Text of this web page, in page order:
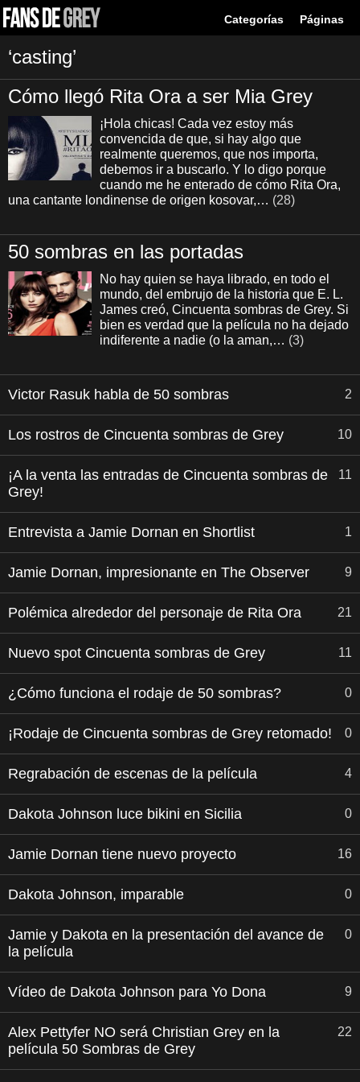
Categorías Páginas
‘casting’
Cómo llegó Rita Ora a ser Mia Grey
¡Hola chicas! Cada vez estoy más
convencida de que, si hay algo que
realmente queremos, que nos importa,
debemos ir a buscarlo. Y lo digo porque
cuando me he enterado de cómo Rita Ora,
una cantante londinense de origen kosovar,… (28)
50 sombras en las portadas
No hay quien se haya librado, en todo el
mundo, del embrujo de la historia que E. L.
James creó, Cincuenta sombras de Grey. Si
bien es verdad que la película no ha dejado
indiferente a nadie (o la aman,… (3)
Victor Rasuk habla de 50 sombras 2
Los rostros de Cincuenta sombras de Grey 10
¡A la venta las entradas de Cincuenta sombras de
Grey!
11
Entrevista a Jamie Dornan en Shortlist 1
Jamie Dornan, impresionante en The Observer 9
Polémica alrededor del personaje de Rita Ora 21
Nuevo spot Cincuenta sombras de Grey 11
¿Cómo funciona el rodaje de 50 sombras? 0
¡Rodaje de Cincuenta sombras de Grey retomado! 0
Regrabación de escenas de la película 4
Dakota Johnson luce bikini en Sicilia 0
Jamie Dornan tiene nuevo proyecto 16
Dakota Johnson, imparable 0
Jamie y Dakota en la presentación del avance de
la película
0
Vídeo de Dakota Johnson para Yo Dona 9
Alex Pettyfer NO será Christian Grey en la
película 50 Sombras de Grey
22